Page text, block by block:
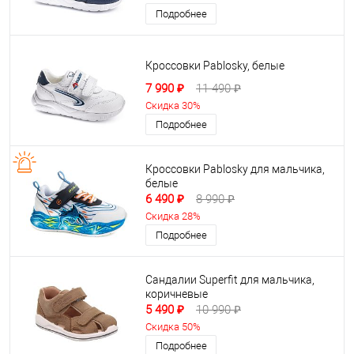
Подробнее
Кроссовки Pablosky, белые
7 990 ₽ 11 490 ₽
Скидка 30%
Подробнее
Кроссовки Pablosky для мальчика,
белые
6 490 ₽ 8 990 ₽
Скидка 28%
Подробнее
Сандалии Superfit для мальчика,
коричневые
5 490 ₽ 10 990 ₽
Скидка 50%
Подробнее